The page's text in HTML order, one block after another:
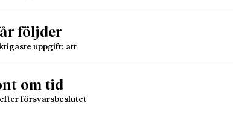
följder
uppgift: att
om tid
försvarsbeslutet